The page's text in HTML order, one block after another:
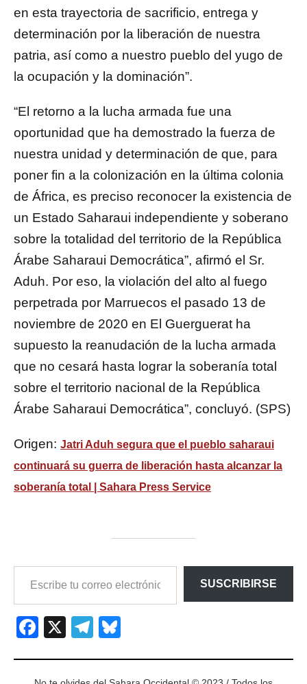
en esta trayectoria de sacrificio, entrega y
determinación por la liberación de nuestra
patria, así como a nuestro pueblo del yugo de
la ocupación y la dominación”.
“El retorno a la lucha armada fue una
oportunidad que ha demostrado la fuerza de
nuestra unidad y determinación de que, para
poner fin a la colonización en la última colonia
de África, es preciso reconocer la existencia de
un Estado Saharaui independiente y soberano
sobre la totalidad del territorio de la República
Árabe Saharaui Democrática”, afirmó el Sr.
Aduh. Por eso, la violación del alto al fuego
perpetrada por Marruecos el pasado 13 de
noviembre de 2020 en El Guerguerat ha
supuesto la reanudación de la lucha armada
que no cesará hasta lograr la soberanía total
sobre el territorio nacional de la República
Árabe Saharaui Democrática”, concluyó. (SPS)
Origen: Jatri Aduh segura que el pueblo saharaui
continuará su guerra de liberación hasta alcanzar la
soberanía total | Sahara Press Service
SUSCRIBIRSE
Facebook
X Telegram